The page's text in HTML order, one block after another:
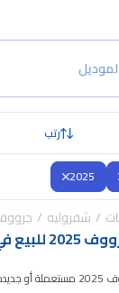
رتب
2025
شفروليه
السعودية
اتدور على سيارة شفروليه